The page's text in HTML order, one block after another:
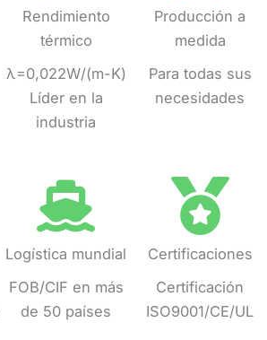
Rendimiento
térmico
λ=0,022W/(m-K)
Líder en la
industria
Producción a
medida
Para todas sus
necesidades
Logística mundial
FOB/CIF en más
de 50 países
Certificaciones
Certificación
ISO9001/CE/UL